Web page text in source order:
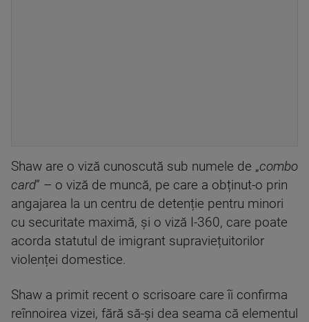
Shaw are o viză cunoscută sub numele de „combo
card” – o viză de muncă, pe care a obținut-o prin
angajarea la un centru de detenție pentru minori
cu securitate maximă, și o viză I-360, care poate
acorda statutul de imigrant supraviețuitorilor
violenței domestice.
Shaw a primit recent o scrisoare care îi confirma
reînnoirea vizei, fără să-și dea seama că elementul